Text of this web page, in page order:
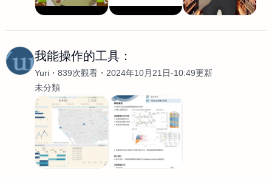
我能操作的工具：
Yuri 839次觀看
2024年10月21日-10:49更新
未分類